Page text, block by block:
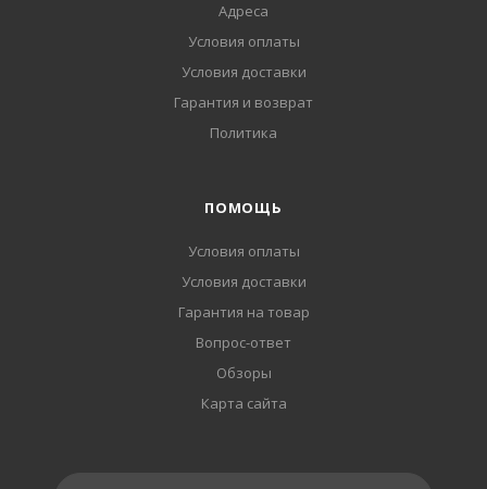
Адреса
Условия оплаты
Условия доставки
Гарантия и возврат
Политика
ПОМОЩЬ
Условия оплаты
Условия доставки
Гарантия на товар
Вопрос-ответ
Обзоры
Карта сайта